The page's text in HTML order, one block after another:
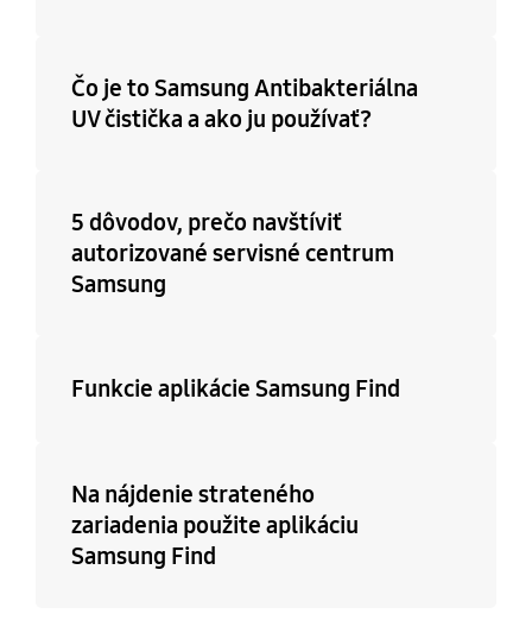
Čo je to Samsung Antibakteriálna
UV čistička a ako ju používať?
5 dôvodov, prečo navštíviť
autorizované servisné centrum
Samsung
Funkcie aplikácie Samsung Find
Na nájdenie strateného
zariadenia použite aplikáciu
Samsung Find